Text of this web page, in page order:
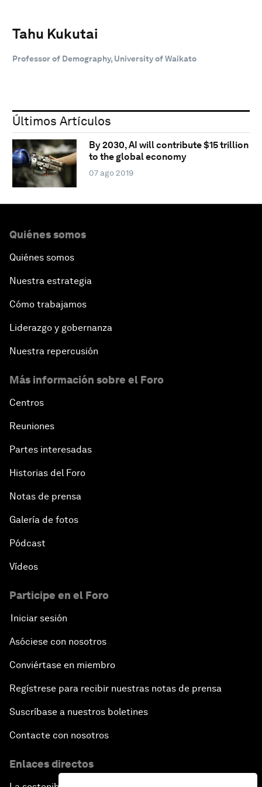
Tahu Kukutai
Professor of Demography, University of Waikato
Últimos Artículos
By 2030, AI will contribute $15 trillion
to the global economy
07 ago 2019
Quiénes somos
Quiénes somos
Nuestra estrategia
Cómo trabajamos
Liderazgo y gobernanza
Nuestra repercusión
Más información sobre el Foro
Centros
Reuniones
Partes interesadas
Historias del Foro
Notas de prensa
Galería de fotos
Pódcast
Vídeos
Participe en el Foro
Iniciar sesión
Asóciese con nosotros
Conviértase en miembro
Regístrese para recibir nuestras notas de prensa
Suscríbase a nuestros boletines
Contacte con nosotros
Enlaces directos